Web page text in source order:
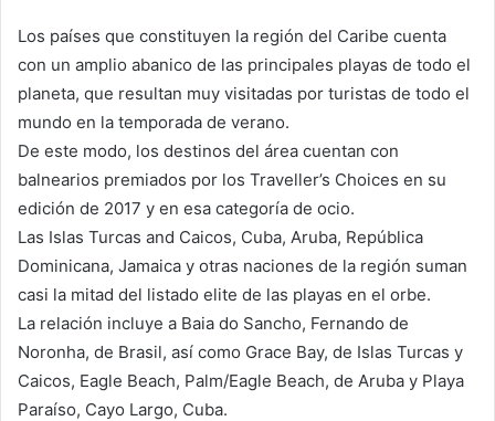
Los países que constituyen la región del Caribe cuenta
con un amplio abanico de las principales playas de todo el
planeta, que resultan muy visitadas por turistas de todo el
mundo en la temporada de verano.
De este modo, los destinos del área cuentan con
balnearios premiados por los Traveller’s Choices en su
edición de 2017 y en esa categoría de ocio.
Las Islas Turcas and Caicos, Cuba, Aruba, República
Dominicana, Jamaica y otras naciones de la región suman
casi la mitad del listado elite de las playas en el orbe.
La relación incluye a Baia do Sancho, Fernando de
Noronha, de Brasil, así como Grace Bay, de Islas Turcas y
Caicos, Eagle Beach, Palm/Eagle Beach, de Aruba y Playa
Paraíso, Cayo Largo, Cuba.